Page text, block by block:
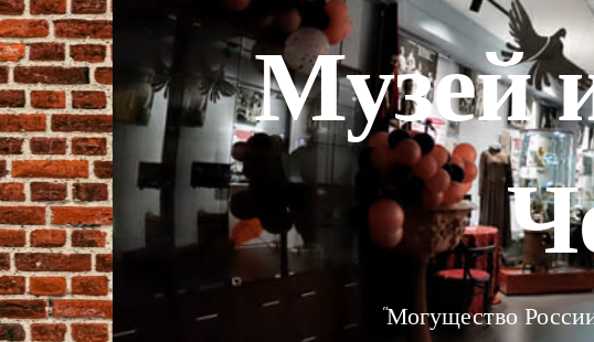
Музей
"Могущество